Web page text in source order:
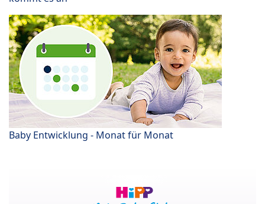
Baby Entwicklung - Monat für Monat